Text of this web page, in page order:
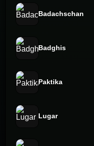
Badachschan
Badghis
Paktika
Lugar